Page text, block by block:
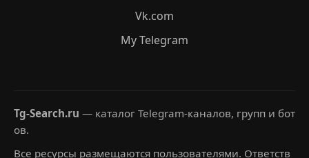
Vk.com
My Telegram
Tg-Search.ru — каталог Telegram-каналов, групп и бот
ов.
Все ресурсы размещаются пользователями. Ответств